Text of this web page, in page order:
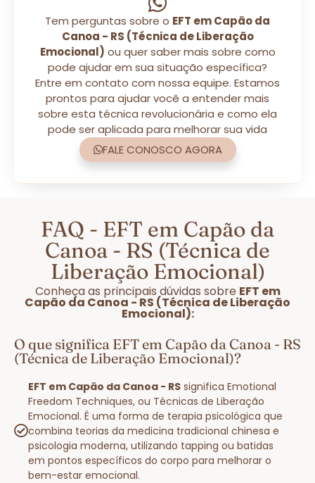
Tem perguntas sobre o EFT em Capão da
Canoa - RS (Técnica de Liberação
Emocional) ou quer saber mais sobre como
pode ajudar em sua situação específica?
Entre em contato com nossa equipe. Estamos
prontos para ajudar você a entender mais
sobre esta técnica revolucionária e como ela
pode ser aplicada para melhorar sua vida
FALE CONOSCO AGORA
FAQ - EFT em Capão da
Canoa - RS (Técnica de
Liberação Emocional)
Conheça as principais dúvidas sobre EFT em
Capão da Canoa - RS (Técnica de Liberação
Emocional):
O que significa EFT em Capão da Canoa - RS
(Técnica de Liberação Emocional)?
EFT em Capão da Canoa - RS significa Emotional
Freedom Techniques, ou Técnicas de Liberação
Emocional. É uma forma de terapia psicológica que
combina teorias da medicina tradicional chinesa e
psicologia moderna, utilizando tapping ou batidas
em pontos específicos do corpo para melhorar o
bem-estar emocional.